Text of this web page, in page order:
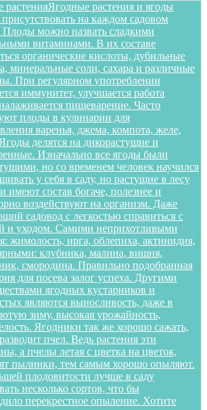
растенияЯгодные растения и ягоды
на каждом садовом
Плоды можно назвать сладкими
витаминами. В их составе
органические кислоты, дубильные
минеральные соли, сахара и различные
При регулярном употреблении
иммунитет, улучшается работа
пищеварение. Часто
плоды в кулинарии для
варенья, джема, компота, желе,
делятся на дикорастущие и
Изначально все ягоды были
но со временем человек научился
у себя в саду, но растущие в лесу
имеют состав богаче, полезнее и
воздействуют на организм. Даже
садовод с легкостью справиться с
и уходом. Самими неприхотливыми
жимолость, ирга, облепиха, актинидия,
клубника, малина, вишня,
смородина. Правильно подобранная
для посева залог успеха. Другими
ягодных кустарников и
являются выносливость, даже в
зиму, высокая урожайность,
Ягодники так же хорошо сажать,
пчел. Ведь растения эти
а пчелы летая с цветка на цветок,
пылинки, тем самым хорошо опыляют.
плодовитости лучше в саду
несколько сортов, что бы
перекрестное опыление. Хотите